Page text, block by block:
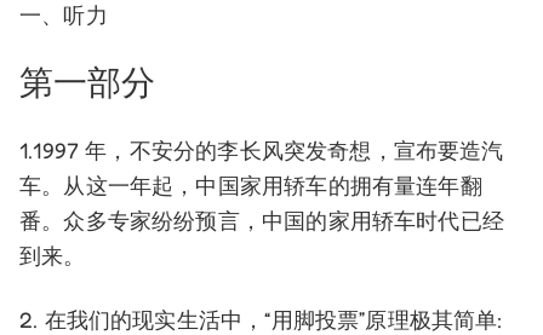
一、听力
第一部分
1.1997 年，不安分的李长风突发奇想，宣布要造汽
车。从这一年起，中国家用轿车的拥有量连年翻
番。众多专家纷纷预言，中国的家用轿车时代已经
到来。
2. 在我们的现实生活中，“用脚投票”原理极其简单: